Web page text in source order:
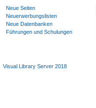
Neue Seiten
Neuerwerbungslisten
Neue Datenbanken
Führungen und Schulungen
Visual Library Server 2018